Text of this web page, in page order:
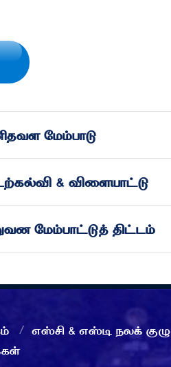
மேம்பாடு
& விளையாட்டு
மேம்பாட்டுத் திட்டம்
எஸ்சி & எஸ்டி நலக் குழு